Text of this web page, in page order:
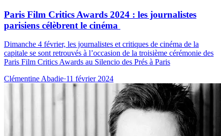
Paris Film Critics Awards 2024 : les journalistes
parisiens célèbrent le cinéma
Dimanche 4 février, les journalistes et critiques de cinéma de la
capitale se sont retrouvés à l’occasion de la troisième cérémonie des
Paris Film Critics Awards au Silencio des Prés à Paris
Clémentine Abadie·11 février 2024